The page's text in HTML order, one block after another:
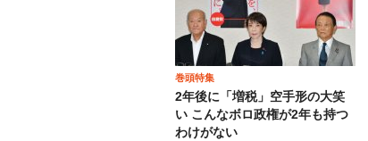
巻頭特集
2年後に「増税」空手形の大笑
い こんなボロ政権が2年も持つ
わけがない